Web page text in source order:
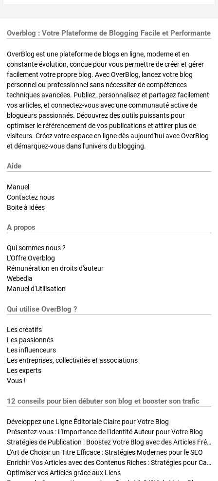
Overblog : Votre Plateforme de Blogging Facile et Performante
OverBlog est une plateforme de blogs en ligne, moderne et en
constante évolution, conçue pour vous permettre de créer et gérer
facilement votre propre blog. Avec OverBlog, lancez votre blog
personnel ou professionnel sans nécessiter de compétences
techniques avancées. Publiez, personnalisez et partagez facilement
vos articles, et connectez-vous avec une communauté active de
blogueurs passionnés. Découvrez des outils puissants pour
optimiser le référencement de vos publications et attirer plus de
visiteurs. Créez votre espace en ligne dès aujourd'hui avec OverBlog
et démarquez-vous dans l'univers du blogging.
Aide
Manuel
Contactez nous
Boite à idées
A propos
Qui sommes nous ?
L'Offre Overblog
Rémunération en droits d'auteur
Webedia
Manuel d'Utilisation
Qui utilise OverBlog ?
Les créatifs
Les passionnés
Les influenceurs
Les entreprises, collectivités et associations
Les experts
Vous !
12 conseils pour bien débuter son blog et booster son trafic
Développez une Ligne Éditoriale Claire pour Votre Blog
Présentez-vous : L'Importance de l'Identité Auteur pour Votre Blog
Stratégies de Publication : Boostez Votre Blog avec des Articles Fréquents et Exclusifs
L'Art de Choisir un Titre Efficace : Stratégies Modernes pour le SEO
Enrichir Vos Articles avec des Contenus Riches : Stratégies pour Captiver et Optimiser
Optimiser vos Articles grâce aux Liens